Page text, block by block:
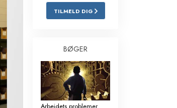
Løsninger til stoffer
Børn
Redskaber til arbejdspladsen
Etik og tilstandene
Årsagen til undertrykkelse
TILMELD DIG
BØGER